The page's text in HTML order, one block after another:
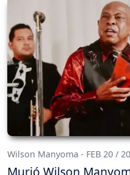
Wilson Manyoma - FEB 20 /
Murió Wilson